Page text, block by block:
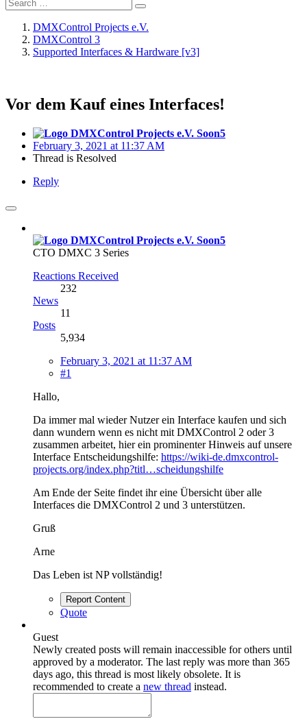
DMXControl Projects e.V.
DMXControl 3
Supported Interfaces & Hardware [v3]
Vor dem Kauf eines Interfaces!
Soon5
February 3, 2021 at 11:37 AM
Thread is Resolved
Reply
Soon5
CTO DMXC 3 Series
Reactions Received
232
News
11
Posts
5,934
February 3, 2021 at 11:37 AM
#1
Hallo,
Da immer mal wieder Nutzer ein Interface kaufen und sich
dann wundern wenn es nicht mit DMXControl 2 oder 3
zusammen arbeitet, hier ein prominenter Hinweis auf unsere
Interface Entscheidungshilfe: https://wiki-de.dmxcontrol-
projects.org/index.php?titl…scheidungshilfe
Am Ende der Seite findet ihr eine Übersicht über alle
Interfaces die DMXControl 2 und 3 unterstützen.
Gruß
Arne
Das Leben ist NP vollständig!
Report Content
Quote
Guest
Newly created posts will remain inaccessible for others until
approved by a moderator. The last reply was more than 365
days ago, this thread is most likely obsolete. It is
recommended to create a new thread instead.